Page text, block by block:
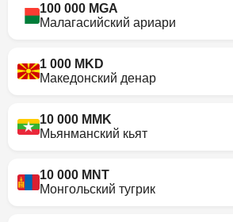
100 000 MGA
Малагасийский ариари
1 000 MKD
Македонский денар
10 000 MMK
Мьянманский кьят
10 000 MNT
Монгольский тугрик